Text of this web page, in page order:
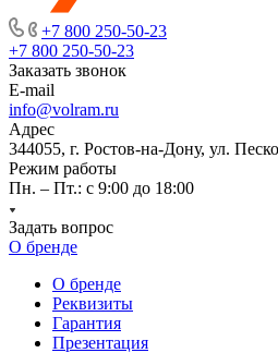
+7 800 250-50-23
+7 800 250-50-23
Заказать звонок
E-mail
info@volram.ru
Адрес
344055, г. Ростов-на-Дону, ул.
Режим работы
Пн. – Пт.: с 9:00 до 18:00
Задать вопрос
О бренде
О бренде
Реквизиты
Гарантия
Презентация